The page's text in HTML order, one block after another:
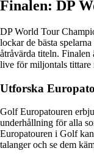
Finalen: DP
DP World Tour
lockar de bästa
åtråvärda titeln. Finalen
live för miljontals tittare
Utforska
Golf Europatouren
underhållning för alla
Europatouren i Golf
talanger och se dem